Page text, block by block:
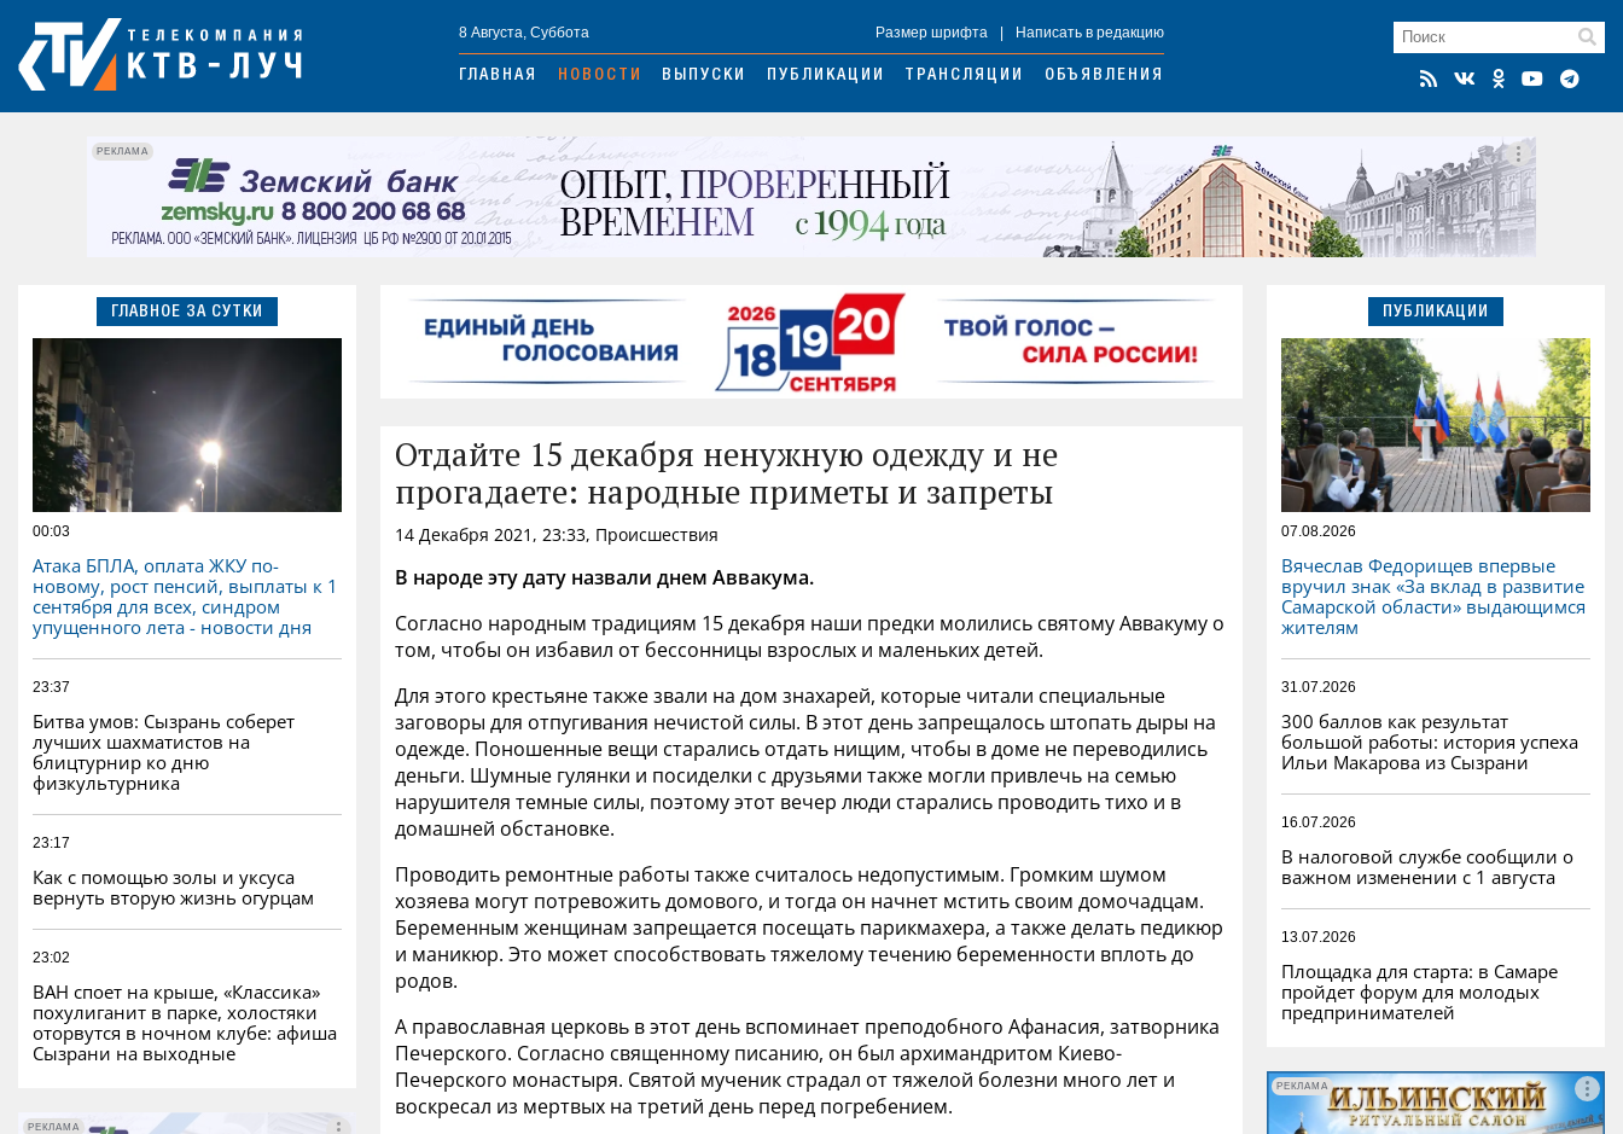
8 Августа, Суббота Размер шрифта Написать в редакцию
ГЛАВНАЯ НОВОСТИ ВЫПУСКИ ПУБЛИКАЦИИ ТРАНСЛЯЦИИ ОБЪЯВЛЕНИЯ
РЕКЛАМА
ГЛАВНОЕ ЗА СУТКИ
00:03
Атака БПЛА, оплата ЖКУ по-
новому, рост пенсий, выплаты к 1
сентября для всех, синдром
упущенного лета - новости дня
23:37
Битва умов: Сызрань соберет
лучших шахматистов на
блицтурнир ко дню
физкультурника
23:17
Как с помощью золы и уксуса
вернуть вторую жизнь огурцам
23:02
ВАН споет на крыше, «Классика»
похулиганит в парке, холостяки
оторвутся в ночном клубе: афиша
Сызрани на выходные
РЕКЛАМА
РЕКЛАМА
Отдайте 15 декабря ненужную одежду и не
прогадаете: народные приметы и запреты
14 Декабря 2021, 23:33, Происшествия
В народе эту дату назвали днем Аввакума.
Согласно народным традициям 15 декабря наши предки молились святому Аввакуму о
том, чтобы он избавил от бессонницы взрослых и маленьких детей.
Для этого крестьяне также звали на дом знахарей, которые читали специальные
заговоры для отпугивания нечистой силы. В этот день запрещалось штопать дыры на
одежде. Поношенные вещи старались отдать нищим, чтобы в доме не переводились
деньги. Шумные гулянки и посиделки с друзьями также могли привлечь на семью
нарушителя темные силы, поэтому этот вечер люди старались проводить тихо и в
домашней обстановке.
Проводить ремонтные работы также считалось недопустимым. Громким шумом
хозяева могут потревожить домового, и тогда он начнет мстить своим домочадцам.
Беременным женщинам запрещается посещать парикмахера, а также делать педикюр
и маникюр. Это может способствовать тяжелому течению беременности вплоть до
родов.
А православная церковь в этот день вспоминает преподобного Афанасия, затворника
Печерского. Согласно священному писанию, он был архимандритом Киево-
Печерского монастыря. Святой мученик страдал от тяжелой болезни много лет и
воскресал из мертвых на третий день перед погребением.
ПУБЛИКАЦИИ
07.08.2026
Вячеслав Федорищев впервые
вручил знак «За вклад в развитие
Самарской области» выдающимся
жителям
31.07.2026
300 баллов как результат
большой работы: история успеха
Ильи Макарова из Сызрани
16.07.2026
В налоговой службе сообщили о
важном изменении с 1 августа
13.07.2026
Площадка для старта: в Самаре
пройдет форум для молодых
предпринимателей
РЕКЛАМА